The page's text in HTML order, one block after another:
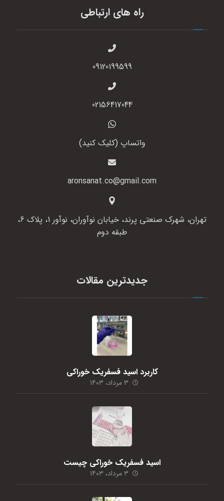
راه های ارتباطی
09120199599
02156417044
واتساپ (کلیک کنید)
aronsanat.co@gmail.com
تهران، شهرک صنعتی پرند، خیابان نوآوران، نوآور 1، پلاک 6،
طبقه دوم
جدیدترین مقالات
کاربرد اسید فسفریک خوراکی
۳ مرداد، ۱۴۰۳
اسید فسفریک خوراکی چیست
۳ مرداد، ۱۴۰۳